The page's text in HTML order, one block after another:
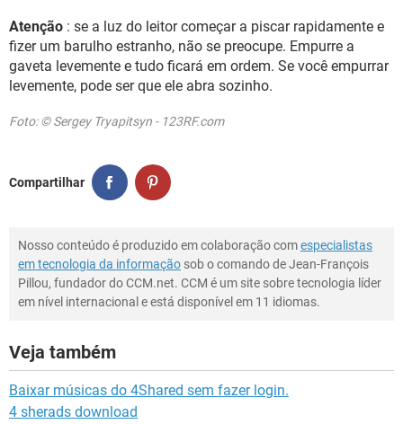
Atenção : se a luz do leitor começar a piscar rapidamente e
fizer um barulho estranho, não se preocupe. Empurre a
gaveta levemente e tudo ficará em ordem. Se você empurrar
levemente, pode ser que ele abra sozinho.
Foto: © Sergey Tryapitsyn - 123RF.com
Compartilhar
Nosso conteúdo é produzido em colaboração comespecialistas
em tecnologia da informação sob o comando de Jean-François
Pillou, fundador do CCM.net. CCM é um site sobre tecnologia líder
em nível internacional e está disponível em 11 idiomas.
Veja também
Baixar músicas do 4Shared sem fazer login.
4 sherads download